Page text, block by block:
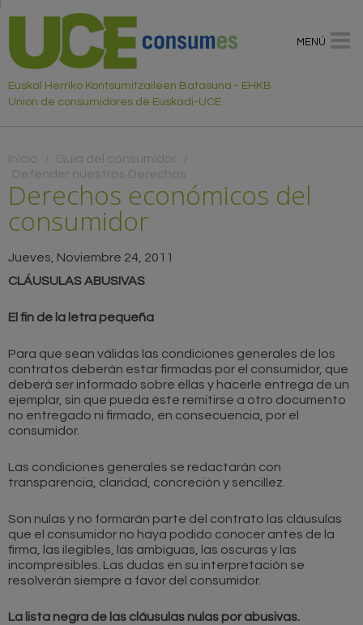
Euskal Herriko Kontsumitzaileen Batasuna - EHKB
Union de consumidores de Euskadi-UCE
Usted está aquí
Inicio Guía del consumidor
Defender nuestros Derechos
Derechos económicos del
consumidor
Jueves, Noviembre 24, 2011
CLÁUSULAS ABUSIVAS
El fin de la letra pequeña
Para que sean válidas las condiciones generales de los
contratos deberán estar firmadas por el consumidor, que
deberá ser informado sobre ellas y hacerle entrega de un
ejemplar, sin que pueda éste remitirse a otro documento
no entregado ni firmado, en consecuencia, por el
consumidor.
Las condiciones generales se redactarán con
transparencia, claridad, concreción y sencillez.
Son nulas y no formarán parte del contrato las cláusulas
que el consumidor no haya podido conocer antes de la
firma, las ilegibles, las ambiguas, las oscuras y las
incompresibles. Las dudas en su interpretación se
resolverán siempre a favor del consumidor.
La lista negra de las cláusulas nulas por abusivas.
MENÚ